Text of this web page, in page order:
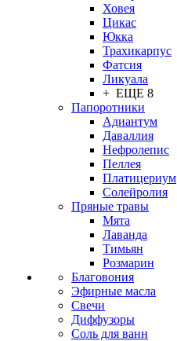
Ховея
Цикас
Юкка
Трахикарпус
Фатсия
Ликуала
+ ЕЩЕ 8
Папоротники
Адиантум
Даваллия
Нефролепис
Пеллея
Платицериум
Солейролия
Пряные травы
Мята
Лаванда
Тимьян
Розмарин
Благовония
Эфирные масла
Свечи
Диффузоры
Соль для ванн